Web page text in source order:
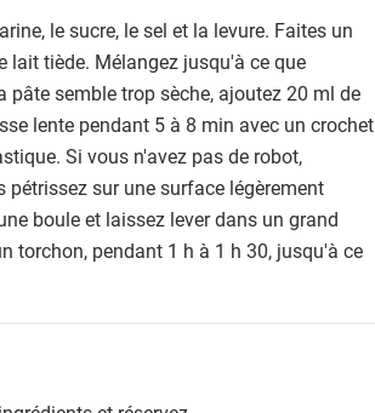
le sucre, le sel et la levure. Faites un
tiède. Mélangez jusqu'à ce que
semble trop sèche, ajoutez 20 ml de
lente pendant 5 à 8 min avec un crochet
Si vous n'avez pas de robot,
sur une surface légèrement
boule et laissez lever dans un grand
torchon, pendant 1 h à 1 h 30, jusqu'à ce